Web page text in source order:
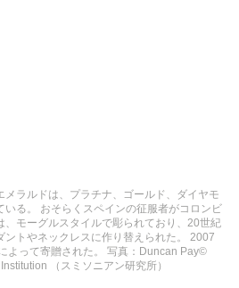
メラルドは、プラチナ、ゴールド、ダイヤモ
いる。 おそらくスペインの征服者がコロンビ
、モーグルスタイルで彫られており、20世紀
トやネックレスに作り替えられた。 2007
よって寄贈された。 写真：Duncan Pay©
（スミソニアン研究所）